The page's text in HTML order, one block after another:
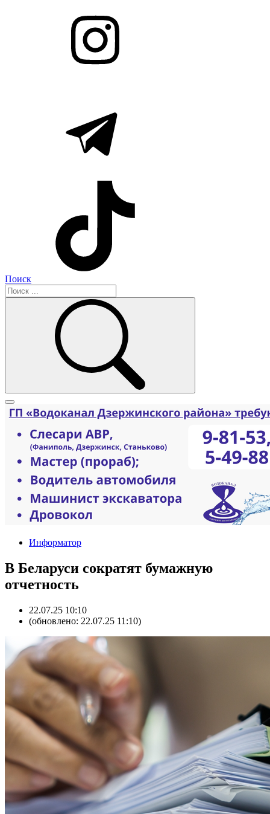
Поиск
Информатор
В Беларуси сократят бумажную
отчетность
22.07.25 10:10
(обновлено: 22.07.25 11:10)